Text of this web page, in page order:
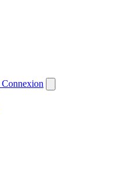
Connexion